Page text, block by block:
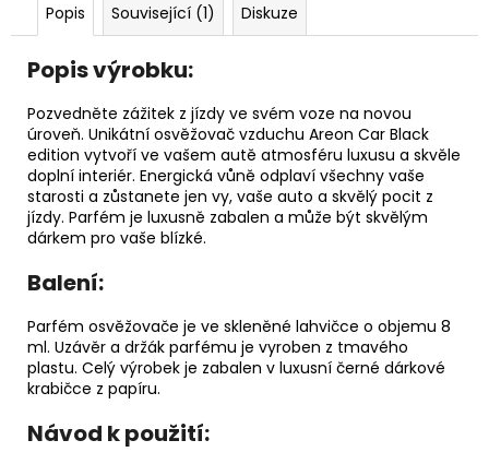
Popis Související (1) Diskuze
Popis výrobku:
Pozvedněte zážitek z jízdy ve svém voze na novou
úroveň. Unikátní osvěžovač vzduchu Areon Car Black
edition vytvoří ve vašem autě atmosféru luxusu a skvěle
doplní interiér. Energická vůně odplaví všechny vaše
starosti a zůstanete jen vy, vaše auto a skvělý pocit z
jízdy. Parfém je luxusně zabalen a může být skvělým
dárkem pro vaše blízké.
Balení:
Parfém osvěžovače je ve skleněné lahvičce o objemu 8
ml. Uzávěr a držák parfému je vyroben z tmavého
plastu. Celý výrobek je zabalen v luxusní černé dárkové
krabičce z papíru.
Návod k použití:
j
e
m
e
LÁHEV
NA
PITÍ
SKLENĚNÁ
V
OCHRANNÉM
POUZDRU
219
Kč